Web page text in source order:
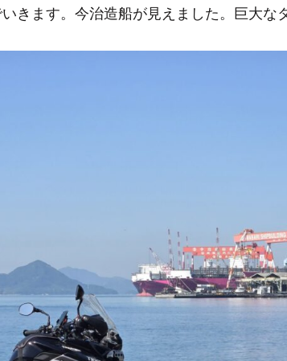
きます。今治造船が見えました。巨大な